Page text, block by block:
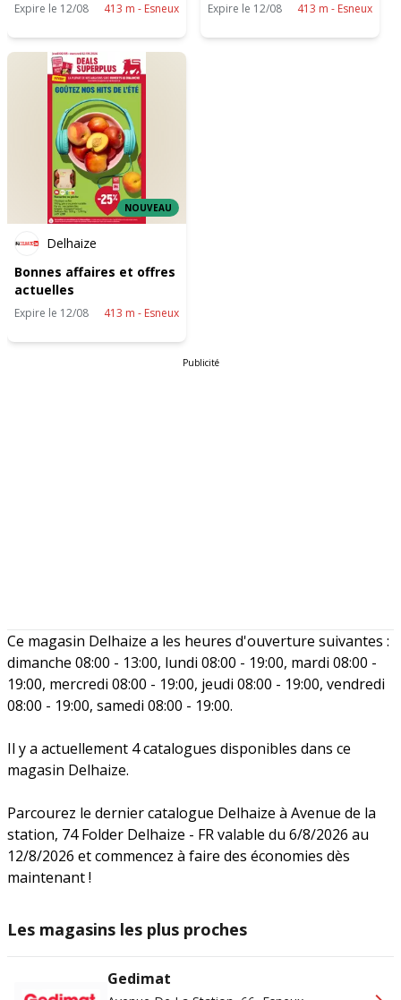
Expire le 12/08 413 m - Esneux Expire le 12/08 413 m - Esneux
NOUVEAU
Delhaize
Bonnes affaires et offres
actuelles
Expire le 12/08 413 m - Esneux
Publicité
Ce magasin Delhaize a les heures d'ouverture suivantes :
dimanche 08:00 - 13:00, lundi 08:00 - 19:00, mardi 08:00 -
19:00, mercredi 08:00 - 19:00, jeudi 08:00 - 19:00, vendredi
08:00 - 19:00, samedi 08:00 - 19:00.
Il y a actuellement 4 catalogues disponibles dans ce
magasin Delhaize.
Parcourez le dernier catalogue Delhaize à Avenue de la
station, 74 Folder Delhaize - FR valable du 6/8/2026 au
12/8/2026 et commencez à faire des économies dès
maintenant !
Les magasins les plus proches
Gedimat